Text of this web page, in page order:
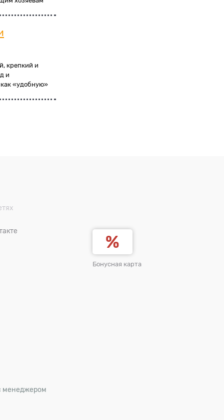
крепкий и
и
«удобную»
Бонусная карта
менеджером